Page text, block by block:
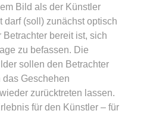
Bild als der Künstler
darf (soll) zunächst optisch
bereit ist, sich
zu befassen. Die
sollen den Betrachter
Geschehen
zurücktreten lassen.
für den Künstler – für